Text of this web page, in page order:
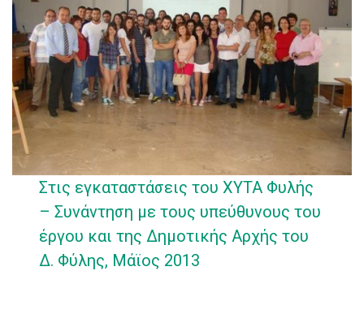
Στις εγκαταστάσεις του ΧΥΤΑ Φυλής
– Συνάντηση με τους υπεύθυνους του
έργου και της Δημοτικής Αρχής του
Δ. Φύλης, Μάϊος 2013